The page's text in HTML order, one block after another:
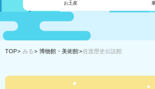
お土産
TOP みる 博物館・美術館 佐渡歴史伝説館